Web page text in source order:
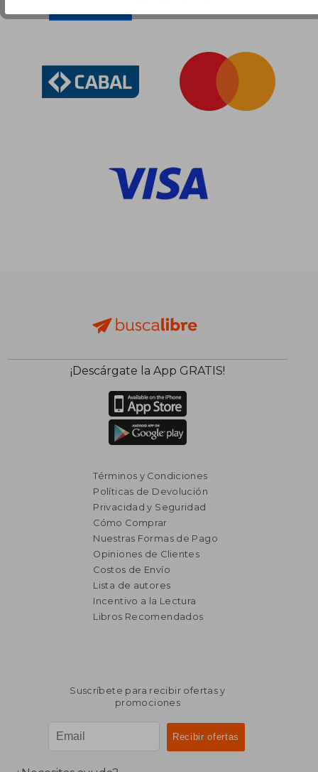
¡Descárgate la App GRATIS!
Términos y Condiciones
Políticas de Devolución
Privacidad y Seguridad
Cómo Comprar
Nuestras Formas de Pago
Opiniones de Clientes
Costos de Envío
Lista de autores
Incentivo a la Lectura
Libros Recomendados
Suscríbete para recibir ofertas y
promociones